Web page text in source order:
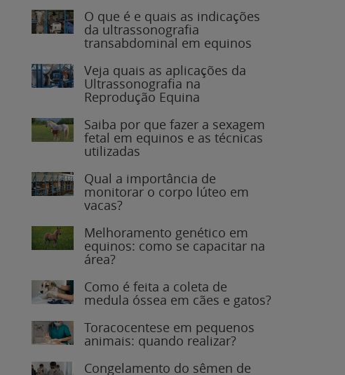
O que é e quais as indicações
da ultrassonografia
transabdominal em equinos
Veja quais as aplicações da
Ultrassonografia na
Reprodução Equina
Saiba por que fazer a sexagem
fetal em equinos e as técnicas
utilizadas
Qual a importância de
monitorar o corpo lúteo em
vacas?
Melhoramento genético em
equinos: como se capacitar na
área?
Como é feita a coleta de
medula óssea em cães e gatos?
Toracocentese em pequenos
animais: quando realizar?
Congelamento do sêmen de